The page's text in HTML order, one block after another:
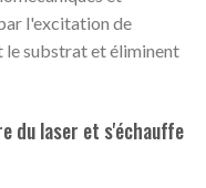
l'excitation de
le substrat et éliminent
du laser et s'échauffe